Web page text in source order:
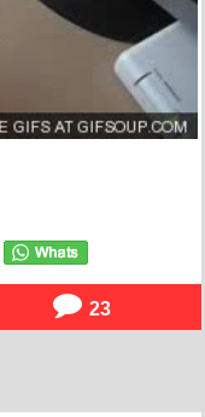
23